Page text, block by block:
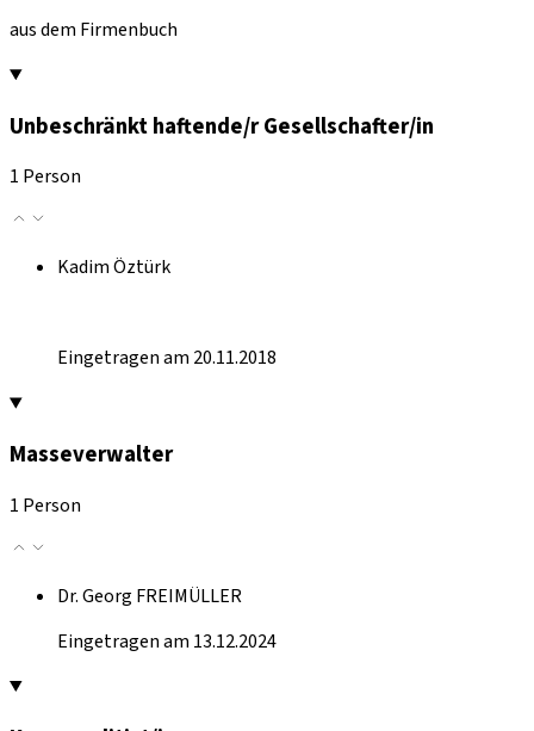
aus dem Firmenbuch
Unbeschränkt haftende/r Gesellschafter/in
1 Person
Kadim Öztürk
Eingetragen am 20.11.2018
Masseverwalter
1 Person
Dr. Georg FREIMÜLLER
Eingetragen am 13.12.2024